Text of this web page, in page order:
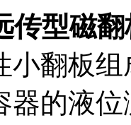
传型磁
小翻板
器的液